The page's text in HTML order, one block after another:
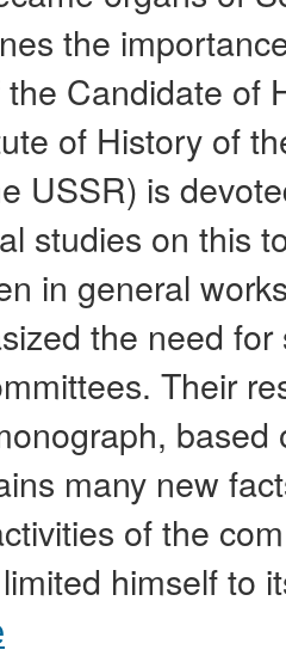
the
Candidate of
of History of
USSR) is
studies on this
in general
the need
Their
many new
of the
himself to